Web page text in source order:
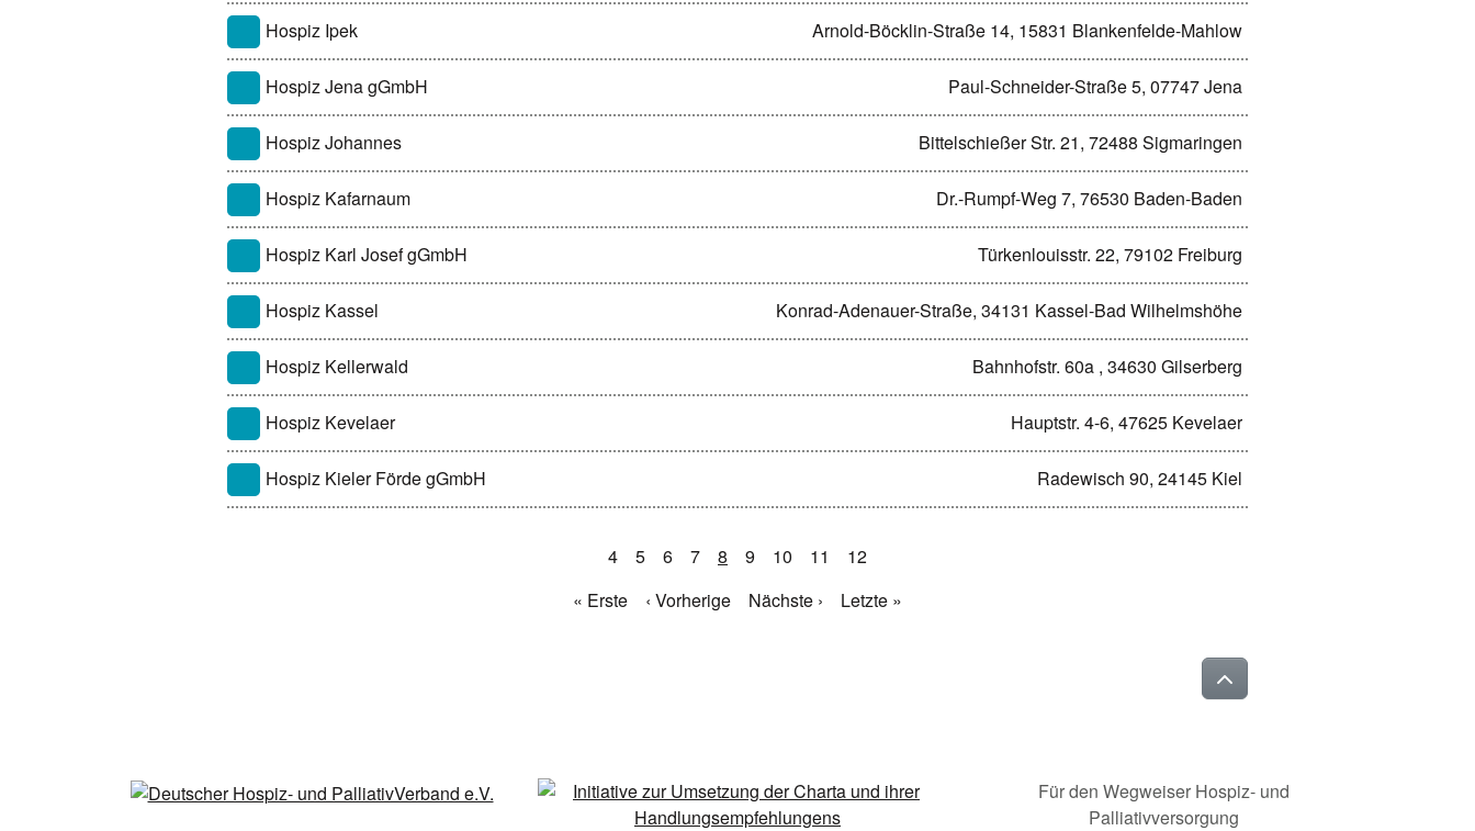
Hospiz Ipek Arnold-Böcklin-Straße 14, 15831 Blankenfelde-Mahlow
Hospiz Jena gGmbH Paul-Schneider-Straße 5, 07747 Jena
Hospiz Johannes Bittelschießer Str. 21, 72488 Sigmaringen
Hospiz Kafarnaum Dr.-Rumpf-Weg 7, 76530 Baden-Baden
Hospiz Karl Josef gGmbH Türkenlouisstr. 22, 79102 Freiburg
Hospiz Kassel Konrad-Adenauer-Straße, 34131 Kassel-Bad Wilhelmshöhe
Hospiz Kellerwald Bahnhofstr. 60a , 34630 Gilserberg
Hospiz Kevelaer Hauptstr. 4-6, 47625 Kevelaer
Hospiz Kieler Förde gGmbH Radewisch 90, 24145 Kiel
4 5 6 7 8 9 10 11
12
« Erste
‹ Vorherige Nächste › Letzte »
Für den Wegweiser Hospiz- und
Palliativversorgung